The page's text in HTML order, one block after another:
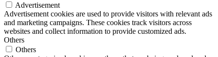
Advertisement
Advertisement cookies are used to provide visitors with relevant ads
and marketing campaigns. These cookies track visitors across
websites and collect information to provide customized ads.
Others
Others